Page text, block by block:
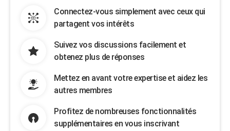
Connectez-vous simplement avec ceux qui
partagent vos intérêts
Suivez vos discussions facilement et
obtenez plus de réponses
Mettez en avant votre expertise et aidez les
autres membres
Profitez de nombreuses fonctionnalités
supplémentaires en vous inscrivant